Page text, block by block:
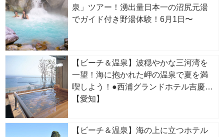
泉」ツアー！湧出量日本一の沼尻元湯
でガイド付き野湯体験！6月1日〜
【ビーチ＆温泉】波穏やかな三河湾を
一望！海に抱かれた岬の温泉で夏を満
喫しよう！●西浦グランドホテル吉慶
【愛知】
【ビーチ＆温泉】海の上に立つホテル